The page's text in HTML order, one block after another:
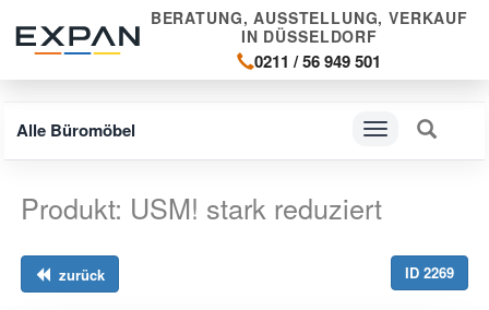
BERATUNG, AUSSTELLUNG, VERKAUF
IN DÜSSELDORF
0211 / 56 949 501
Alle Büromöbel
Navigation
Produkt: USM! stark reduziert
zurück ID 2269